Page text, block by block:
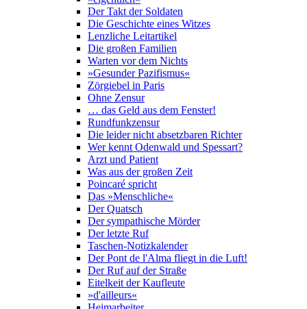
Der Takt der Soldaten
Die Geschichte eines Witzes
Lenzliche Leitartikel
Die großen Familien
Warten vor dem Nichts
»Gesunder Pazifismus«
Zörgiebel in Paris
Ohne Zensur
… das Geld aus dem Fenster!
Rundfunkzensur
Die leider nicht absetzbaren Richter
Wer kennt Odenwald und Spessart?
Arzt und Patient
Was aus der großen Zeit
Poincaré spricht
Das »Menschliche«
Der Quatsch
Der sympathische Mörder
Der letzte Ruf
Taschen-Notizkalender
Der Pont de l'Alma fliegt in die Luft!
Der Ruf auf der Straße
Eitelkeit der Kaufleute
»d'ailleurs«